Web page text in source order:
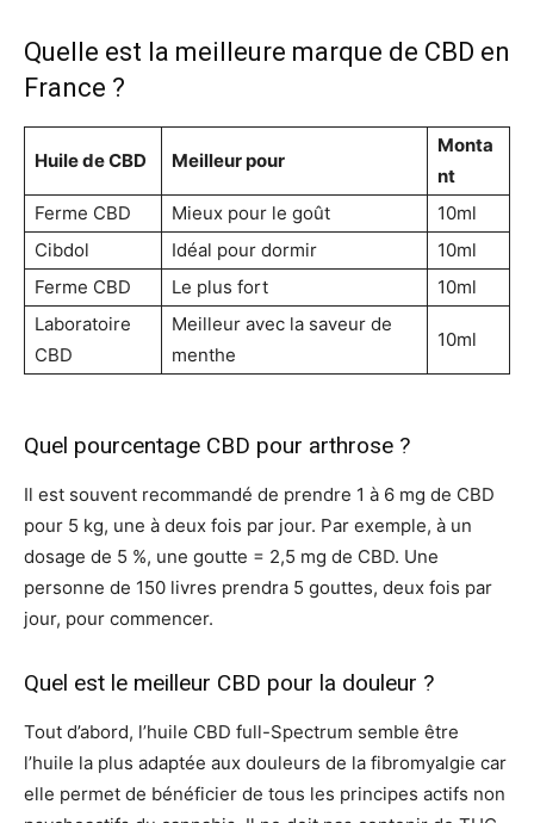
Quelle est la meilleure marque de CBD en
France ?
Huile de CBD Meilleur pour
Monta
nt
Ferme CBD
Mieux pour le goût
10ml
Cibdol
Idéal pour dormir
10ml
Ferme CBD
Le plus fort
10ml
Laboratoire
CBD
Meilleur avec la saveur de
menthe
10ml
Quel pourcentage CBD pour arthrose ?
Il est souvent recommandé de prendre 1 à 6 mg de CBD
pour 5 kg, une à deux fois par jour. Par exemple, à un
dosage de 5 %, une goutte = 2,5 mg de CBD. Une
personne de 150 livres prendra 5 gouttes, deux fois par
jour, pour commencer.
Quel est le meilleur CBD pour la douleur ?
Tout d’abord, l’huile CBD full-Spectrum semble être
l’huile la plus adaptée aux douleurs de la fibromyalgie car
elle permet de bénéficier de tous les principes actifs non